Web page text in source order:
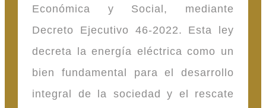
Económica y Social, mediante
Decreto Ejecutivo 46-2022. Esta ley
decreta la energía eléctrica como un
bien fundamental para el desarrollo
integral de la sociedad y el rescate